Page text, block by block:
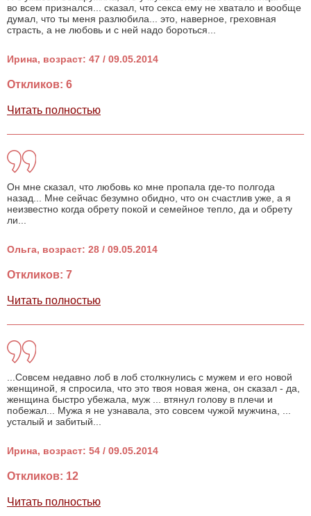
во всем признался... сказал, что секса ему не хватало и вообще
думал, что ты меня разлюбила... это, наверное, греховная
страсть, а не любовь и с ней надо бороться...
Ирина, возраст: 47 / 09.05.2014
Откликов: 6
Читать полностью
Он мне сказал, что любовь ко мне пропала где-то полгода
назад... Мне сейчас безумно обидно, что он счастлив уже, а я
неизвестно когда обрету покой и семейное тепло, да и обрету
ли...
Ольга, возраст: 28 / 09.05.2014
Откликов: 7
Читать полностью
...Совсем недавно лоб в лоб столкнулись с мужем и его новой
женщиной, я спросила, что это твоя новая жена, он сказал - да,
женщина быстро убежала, муж ... втянул голову в плечи и
побежал... Мужа я не узнавала, это совсем чужой мужчина, ...
усталый и забитый...
Ирина, возраст: 54 / 09.05.2014
Откликов: 12
Читать полностью